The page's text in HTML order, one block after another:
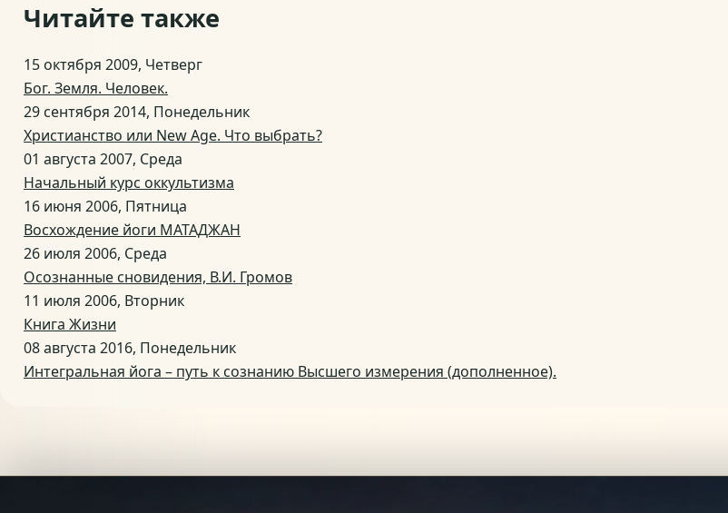
Читайте также
15 октября 2009, Четверг
Бог. Земля. Человек.
29 сентября 2014, Понедельник
Христианство или New Age. Что выбрать?
01 августа 2007, Среда
Начальный курс оккультизма
16 июня 2006, Пятница
Восхождение йоги МАТАДЖАН
26 июля 2006, Среда
Осознанные сновидения, В.И. Громов
11 июля 2006, Вторник
Книга Жизни
08 августа 2016, Понедельник
Интегральная йога – путь к сознанию Высшего измерения (дополненное).